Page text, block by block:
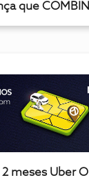
que
meses Uber